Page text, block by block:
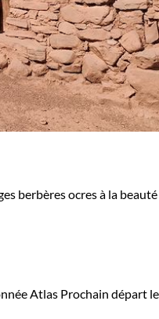
berbères ocres à la
Atlas Prochain départ